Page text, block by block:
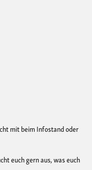
mit beim Infostand oder
euch gern aus, was euch